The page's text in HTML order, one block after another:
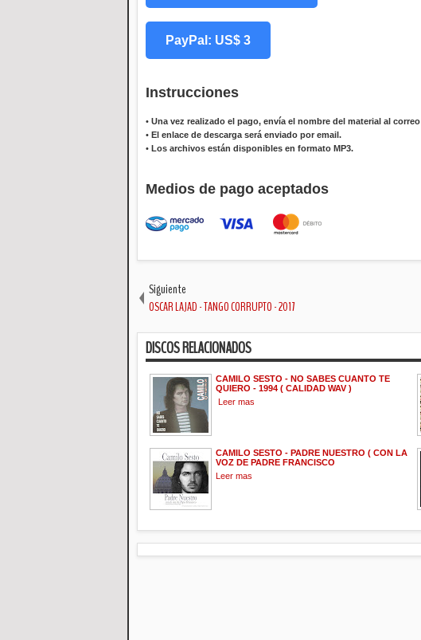
PayPal: US$ 3
Instrucciones
• Una vez realizado el pago, envía el nombre del material al correo
• El enlace de descarga será enviado por email.
• Los archivos están disponibles en formato MP3.
Medios de pago aceptados
Siguiente
OSCAR LAJAD - TANGO CORRUPTO - 2017
DISCOS RELACIONADOS
CAMILO SESTO - NO SABES CUANTO TE
QUIERO - 1994 ( CALIDAD WAV )
Leer mas
CAMILO SESTO - PADRE NUESTRO ( CON LA
VOZ DE PADRE FRANCISCO
Leer mas